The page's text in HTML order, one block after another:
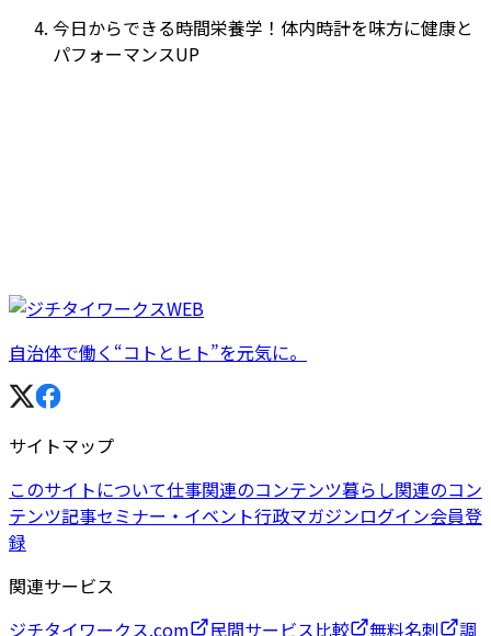
今日からできる時間栄養学！体内時計を味方に健康と
パフォーマンスUP
自治体で働く“コトとヒト”を元気に。
サイトマップ
このサイトについて仕事関連のコンテンツ暮らし関連のコン
テンツ記事セミナー・イベント行政マガジンログイン会員登
録
関連サービス
ジチタイワークス.com
民間サービス比較 無料名刺 調